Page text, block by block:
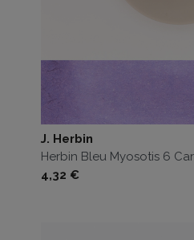
J. Herbin
Herbin Bleu Myosotis 6
Prezzo
4,32 €